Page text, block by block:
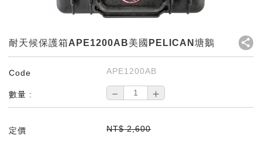
耐天候保護箱APE1200AB美國PELICAN塘鵝
Code APE1200AB
數量 : － ＋
定價 NT$ 2,600